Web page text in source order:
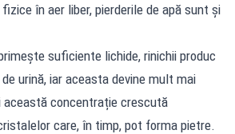
în aer liber, pierderile de apă sunt și
suficiente lichide, rinichii produc
urină, iar aceasta devine mult mai
concentrație crescută
care, în timp, pot forma pietre.